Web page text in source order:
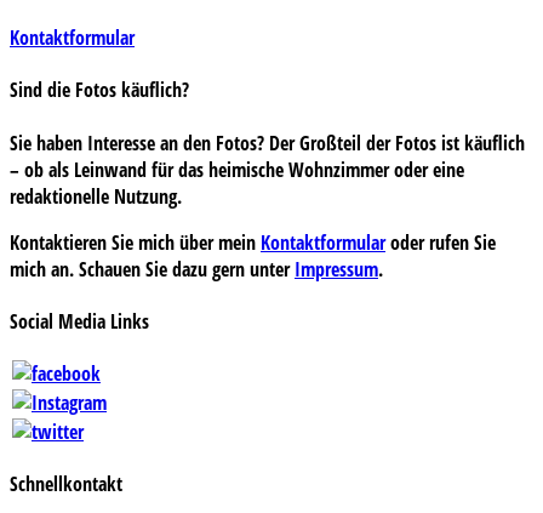
Kontaktformular
Sind die Fotos käuflich?
Sie haben Interesse an den Fotos? Der Großteil der Fotos ist käuflich
– ob als Leinwand für das heimische Wohnzimmer oder eine
redaktionelle Nutzung.
Kontaktieren Sie mich über mein Kontaktformularoder rufen Sie
mich an. Schauen Sie dazu gern unterImpressum.
Social Media Links
Schnellkontakt